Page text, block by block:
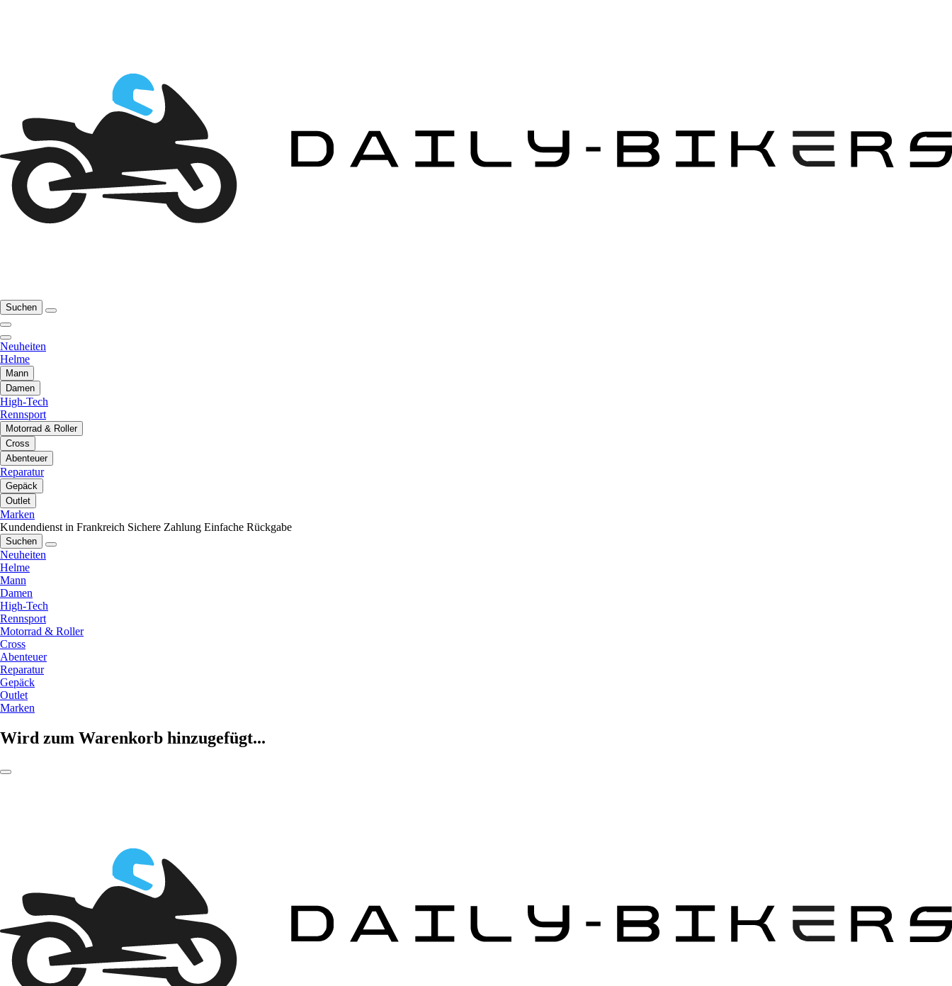
Suchen
Neuheiten
Helme
Mann
Damen
High-Tech
Rennsport
Motorrad & Roller
Cross
Abenteuer
Reparatur
Gepäck
Outlet
Marken
Kundendienst in Frankreich Sichere Zahlung Einfache Rückgabe
Suchen
Neuheiten
Helme
Mann
Damen
High-Tech
Rennsport
Motorrad & Roller
Cross
Abenteuer
Reparatur
Gepäck
Outlet
Marken
Wird zum Warenkorb hinzugefügt...